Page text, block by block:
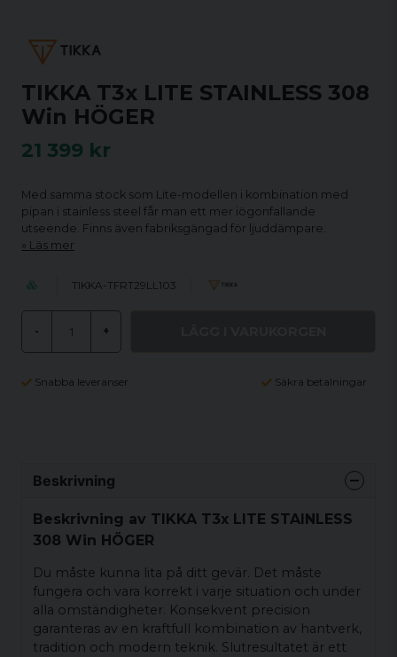
TIKKA T3x LITE STAINLESS 308
Win HÖGER
21 399 kr
Med samma stock som Lite-modellen i kombination med
pipan i stainless steel får man ett mer iögonfallande
utseende. Finns även fabriksgängad för ljuddämpare.
Läs mer
TIKKA-TFRT29LL103
- +
Snabba leveranser Säkra betalningar
Beskrivning
Beskrivning av TIKKA T3x LITE STAINLESS
308 Win HÖGER
Du måste kunna lita på ditt gevär. Det måste
fungera och vara korrekt i varje situation och under
alla omständigheter. Konsekvent precision
garanteras av en kraftfull kombination av hantverk,
tradition och modern teknik. Slutresultatet är ett